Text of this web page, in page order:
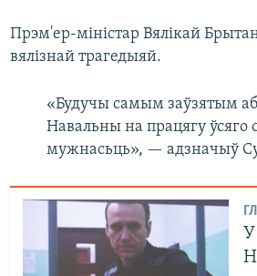
Прэм'ер-міністар Вялікай
вялізнай трагедыяй.
«Будучы самым заўзятым
Навальны на працягу
мужнасьць», — адзначыў